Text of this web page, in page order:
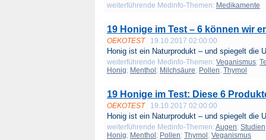
weiterführende Medinfo-Themen: Medikamente
19 Honige im Test – 6 können wir
OEKOTEST 19.10.2017 02:00:00
Honig ist ein Naturprodukt – und spiegelt die
weiterführende Medinfo-Themen: Veganismus;
Honig; Menthol ; Milchsäure; Pollen; Thymol
19 Honige im Test: Diese 6
OEKOTEST 19.10.2017 02:00:00
Honig ist ein Naturprodukt – und spiegelt die
weiterführende Medinfo-Themen: Augen; Studien
Honig; Menthol ; Pollen; Thymol ; Veganismus